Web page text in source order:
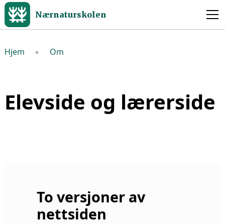
Nærnaturskolen
Hjem ◦ Om
Elevside og lærerside
To versjoner av
nettsiden